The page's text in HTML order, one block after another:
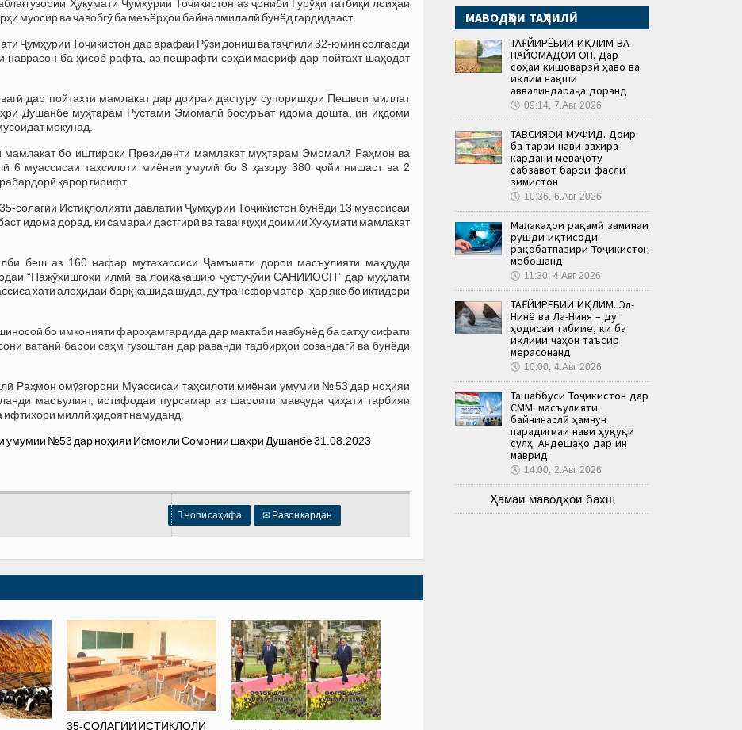
Ҳукумати Ҷумҳурии Тоҷикистон аз ҷониби Гурӯҳи татбиқи лоиҳаи
муосир ва ҷавобгӯ ба меъёрҳои байналмилалӣ бунёд гардидааст.
Ҷумҳурии Тоҷикистон дар арафаи Рӯзи дониш ва таҷлили 32-юмин солгарди
наврасон ба ҳисоб рафта, аз пешрафти соҳаи маориф дар пойтахт шаҳодат
дар пойтахти мамлакат дар доираи дастуру супоришҳои Пешвои миллат
Душанбе муҳтарам Рустами Эмомалӣ босуръат идома дошта, ин иқдоми
мекунад.
мамлакат бо иштироки Президенти мамлакат муҳтарам Эмомалӣ Раҳмон ва
муассисаи таҳсилоти миёнаи умумӣ бо 3 ҳазору 380 ҷойи нишаст ва 2
қарор гирифт.
Истиқлолияти давлатии Ҷумҳурии Тоҷикистон бунёди 13 муассисаи
идома дорад, ки самараи дастгирӣ ва таваҷҷуҳи доимии Ҳукумати мамлакат
беш аз 160 нафар мутахассиси Ҷамъияти дорои масъулияти маҳдуди
“Пажӯҳишгоҳи илмӣ ва лоиҳакашию ҷустуҷӯии САНИИОСП” дар муҳлати
хати алоҳидаи барқ кашида шуда, ду трансформатор- ҳар яке бо иқтидори
бо имконияти фароҳамгардида дар мактаби навбунёд ба сатҳу сифати
ватанӣ барои саҳм гузоштан дар раванди тадбирҳои созандагӣ ва бунёди
Раҳмон омӯзгорони Муассисаи таҳсилоти миёнаи умумии №53 дар ноҳияи
масъулият, истифодаи пурсамар аз шароити мавҷуда ҷиҳати тарбияи
ифтихори миллӣ ҳидоят намуданд.
 Чопи саҳифа ✉ Равон кардан
35-СОЛАГИИ ИСТИҚЛОЛИ
МАВОДҲОИ ТАҲЛИЛӢ
ТАҒЙИРЁБИИ ИҚЛИМ ВА
ПАЙОМАДҲОИ ОН. Дар
соҳаи кишоварзӣ ҳаво ва
иқлим нақши
аввалиндараҷа доранд
🕔 09:14, 7.Авг 2026
ТАВСИЯҲОИ МУФИД. Доир
ба тарзи нави захира
кардани меваҷоту
сабзавот барои фасли
зимистон
🕔 10:36, 6.Авг 2026
Малакаҳои рақамӣ заминаи
рушди иқтисоди
рақобатпазири Тоҷикистон
мебошанд
🕔 11:30, 4.Авг 2026
ТАҒЙИРЁБИИ ИҚЛИМ. Эл-
Нинё ва Ла-Ниня – ду
ҳодисаи табиие, ки ба
иқлими ҷаҳон таъсир
мерасонанд
🕔 10:00, 4.Авг 2026
Ташаббуси Тоҷикистон дар
СММ: масъулияти
байнинаслӣ ҳамчун
парадигмаи нави ҳуқуқи
сулҳ. Андешаҳо дар ин
маврид
🕔 14:00, 2.Авг 2026
Ҳамаи маводҳои бахш